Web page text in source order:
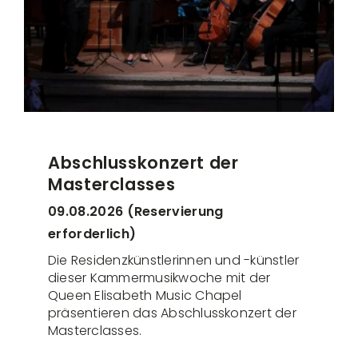
Abschlusskonzert der
Masterclasses
09.08.2026 (Reservierung
erforderlich)
Die Residenzkünstlerinnen und -künstler
dieser Kammermusikwoche mit der
Queen Elisabeth Music Chapel
präsentieren das Abschlusskonzert der
Masterclasses.